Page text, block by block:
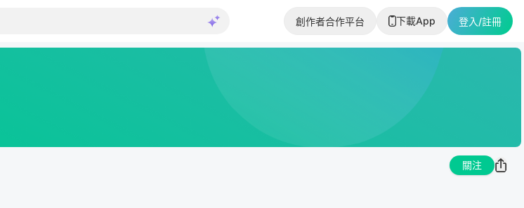
創作者合作平台 下載App 登入/註冊
關注